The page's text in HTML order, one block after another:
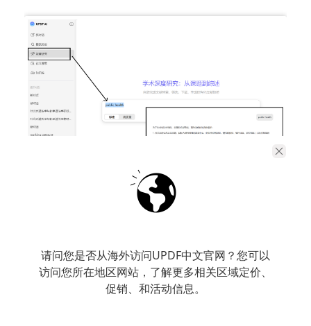
请问您是否从海外访问UPDF中文官网？您可以
访问您所在地区网站，了解更多相关区域定价、
促销、和活动信息。
这一过程的意义，在于将原本分散的冲突信
每一类分歧都能够对应一组稳定的研究路径，
而不是孤立存在。